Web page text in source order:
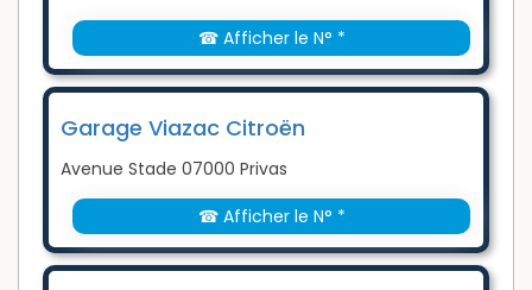
☎ Afficher le N° *
Garage Viazac Citroën
Avenue Stade 07000 Privas
☎ Afficher le N° *